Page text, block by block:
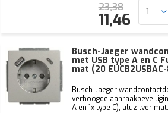
23,38
11,46
Busch-Jaeger
met USB type A en C
mat (20
Busch-Jaeger
verhoogde
A en 1x type C), aluzilver mat.